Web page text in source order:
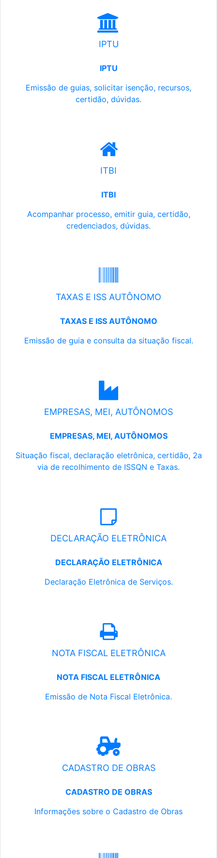
IPTU
IPTU
Emissão de guias, solicitar isenção, recursos,
certidão, dúvidas.
ITBI
ITBI
Acompanhar processo, emitir guia, certidão,
credenciados, dúvidas.
TAXAS E ISS AUTÔNOMO
TAXAS E ISS AUTÔNOMO
Emissão de guia e consulta da situação fiscal.
EMPRESAS, MEI, AUTÔNOMOS
EMPRESAS, MEI, AUTÔNOMOS
Situação fiscal, declaração eletrônica, certidão, 2a
via de recolhimento de ISSQN e Taxas.
DECLARAÇÃO ELETRÔNICA
DECLARAÇÃO ELETRÔNICA
Declaração Eletrônica de Serviços.
NOTA FISCAL ELETRÔNICA
NOTA FISCAL ELETRÔNICA
Emissão de Nota Fiscal Eletrônica.
CADASTRO DE OBRAS
CADASTRO DE OBRAS
Informações sobre o Cadastro de Obras